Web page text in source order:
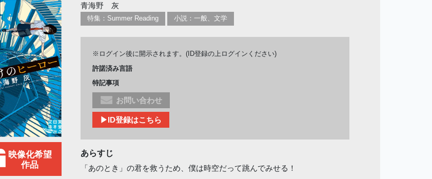
映像化希望
作品
青海野 灰
特集：Summer Reading 小説：一般、文学
※ログイン後に開示されます。(ID登録の上ログインください)
許諾済み言語
特記事項
お問い合わせ
▶ID登録はこちら
あらすじ
「あのとき」の君を救うため、僕は時空だって跳んでみせる！